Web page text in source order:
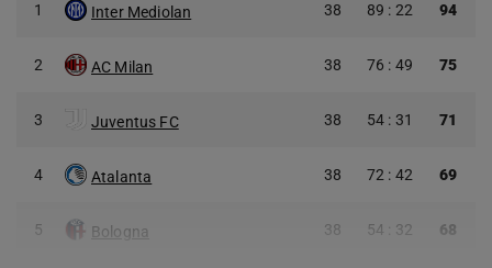
1 Inter Mediolan 38 89 : 22 94
2 AC Milan 38 76 : 49 75
3 Juventus FC 38 54 : 31 71
4 Atalanta 38 72 : 42 69
5 Bologna 38 54 : 32 68